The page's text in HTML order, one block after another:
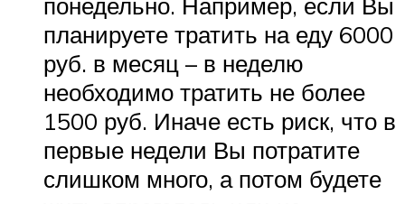
планируете тратить на еду 6000
руб. в месяц – в неделю
необходимо тратить не более
1500 руб. Иначе есть риск, что в
первые недели Вы потратите
слишком много, а потом будете